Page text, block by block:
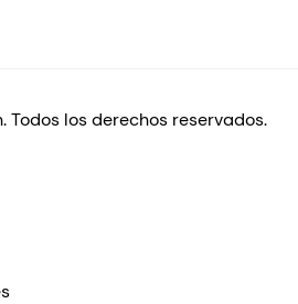
los derechos reservados.